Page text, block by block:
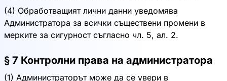
(4) Обработващият лични данни уведомява
Администратора за всички съществени промени в
мерките за сигурност съгласно чл. 5, ал. 2.
§ 7 Контролни права на администратора
(1) Администраторът може да се увери в